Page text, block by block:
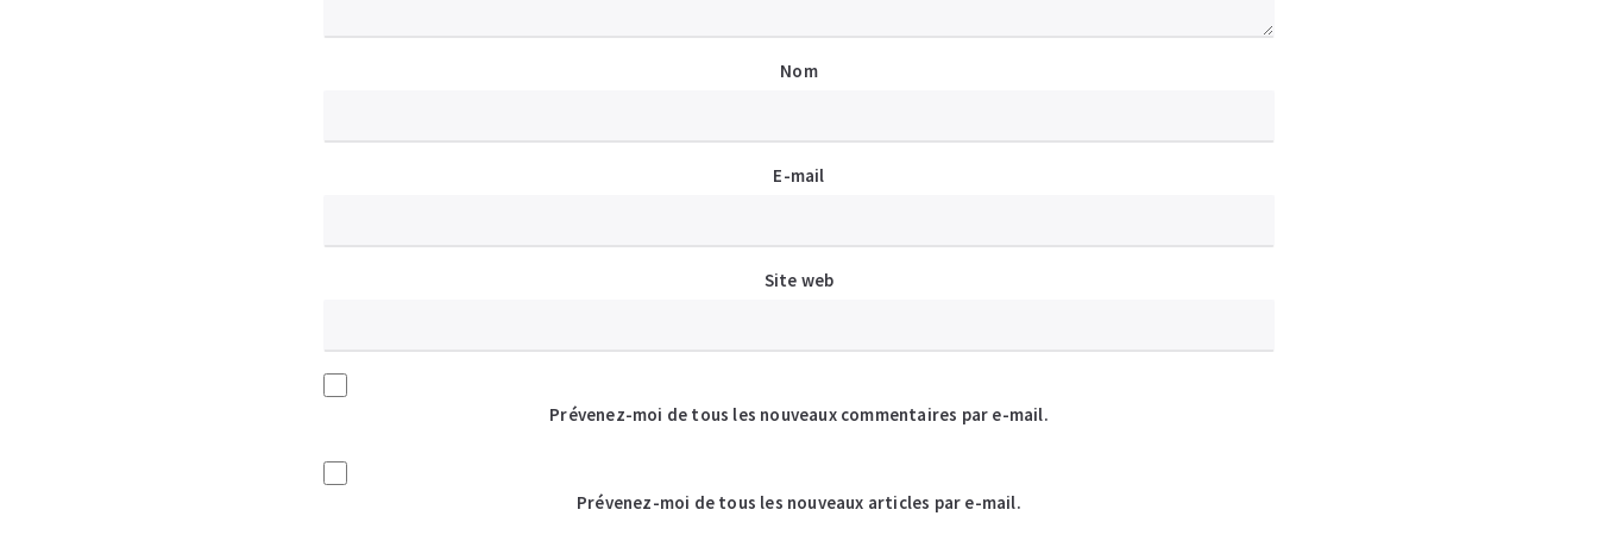
Nom
E-mail
Site web
Prévenez-moi de tous les nouveaux commentaires par e-mail.
Prévenez-moi de tous les nouveaux articles par e-mail.